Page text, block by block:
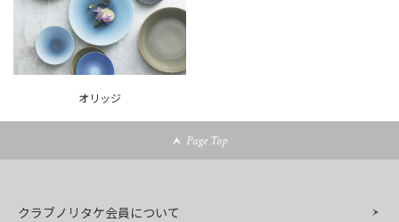
オリッジ
Page Top
クラブノリタケ会員について